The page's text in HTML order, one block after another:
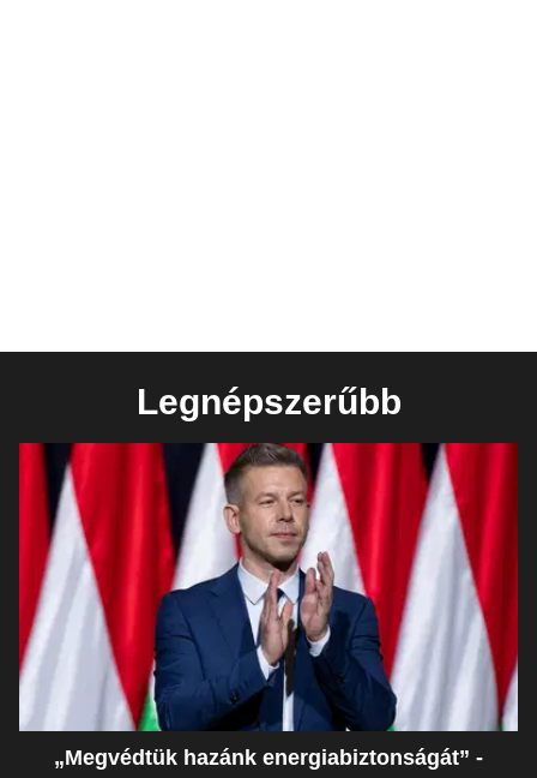
Legnépszerűbb
„Megvédtük hazánk energiabiztonságát” -